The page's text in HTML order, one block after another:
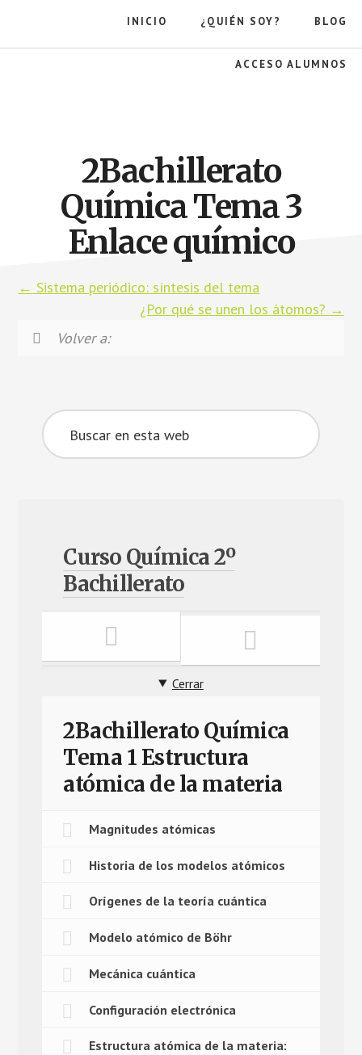
manzana
INICIO ¿QUIÉN SOY? BLOG
ACCESO ALUMNOS
2Bachillerato
Química Tema 3
Enlace químico
Sistema periódico: síntesis del tema
¿Por qué se unen los átomos?
Volver a:
Curso Química 2º
Bachillerato
Cerrar
2Bachillerato Química
Tema 1 Estructura
atómica de la materia
Magnitudes atómicas
Historia de los modelos atómicos
Orígenes de la teoría cuántica
Modelo atómico de Böhr
Mecánica cuántica
Configuración electrónica
Estructura atómica de la materia: